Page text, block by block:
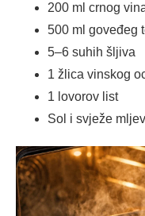
200 ml crnog
500 ml goveđeg
5–6 suhih šljiva
1 žlica vinskog
1 lovorov list
Sol i svježe